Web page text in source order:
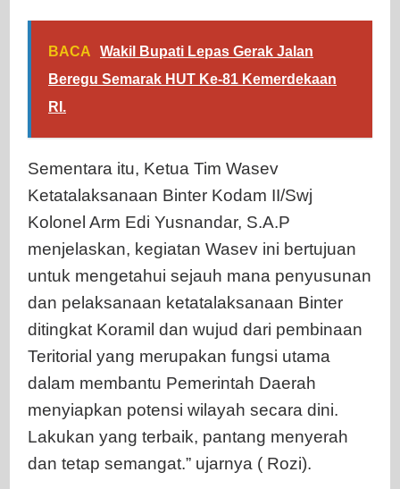
BACA
Wakil Bupati Lepas Gerak Jalan
Beregu Semarak HUT Ke-81 Kemerdekaan
RI.
Sementara itu, Ketua Tim Wasev
Ketatalaksanaan Binter Kodam II/Swj
Kolonel Arm Edi Yusnandar, S.A.P
menjelaskan, kegiatan Wasev ini bertujuan
untuk mengetahui sejauh mana penyusunan
dan pelaksanaan ketatalaksanaan Binter
ditingkat Koramil dan wujud dari pembinaan
Teritorial yang merupakan fungsi utama
dalam membantu Pemerintah Daerah
menyiapkan potensi wilayah secara dini.
Lakukan yang terbaik, pantang menyerah
dan tetap semangat.” ujarnya ( Rozi).